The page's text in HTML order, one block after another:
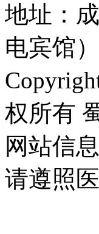
地址：
电宾馆）
权所有
网站信
请遵照